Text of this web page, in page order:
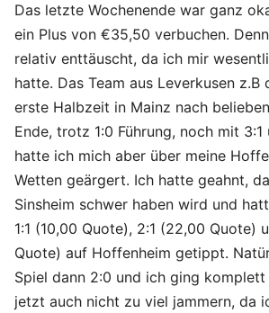
Das letzte Wochenende war ganz
ein Plus von €35,50 verbuchen.
relativ enttäuscht, da ich mir
hatte. Das Team aus Leverkusen
erste Halbzeit in Mainz nach
Ende, trotz 1:0 Führung, noch mit
hatte ich mich aber über meine
Wetten geärgert. Ich hatte geahnt,
Sinsheim schwer haben wird und
1:1 (10,00 Quote), 2:1 (22,00 Quote)
Quote) auf Hoffenheim getippt.
Spiel dann 2:0 und ich ging komplett
jetzt auch nicht zu viel jammern, da